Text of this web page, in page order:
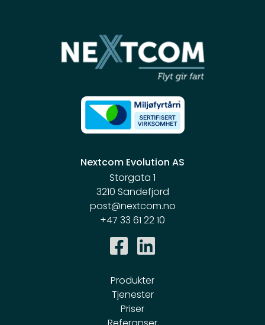
Nextcom Evolution AS
Storgata 1
3210 Sandefjord
post@nextcom.no
+47 33 61 22 10
Produkter
Tjenester
Priser